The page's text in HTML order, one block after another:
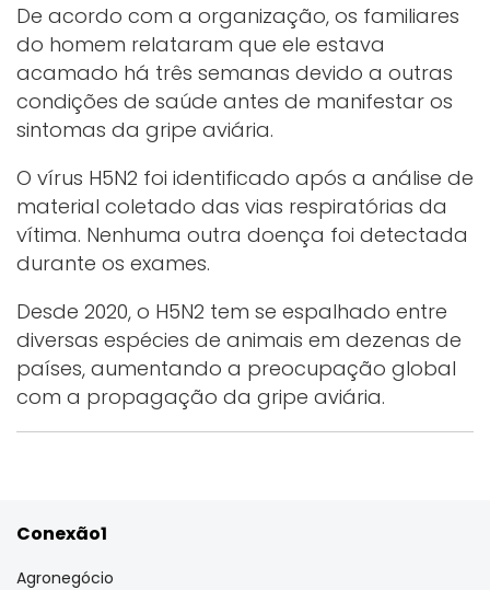
De acordo com a organização, os familiares
do homem relataram que ele estava
acamado há três semanas devido a outras
condições de saúde antes de manifestar os
sintomas da gripe aviária.
O vírus H5N2 foi identificado após a análise de
material coletado das vias respiratórias da
vítima. Nenhuma outra doença foi detectada
durante os exames.
Desde 2020, o H5N2 tem se espalhado entre
diversas espécies de animais em dezenas de
países, aumentando a preocupação global
com a propagação da gripe aviária.
Conexão1
Agronegócio